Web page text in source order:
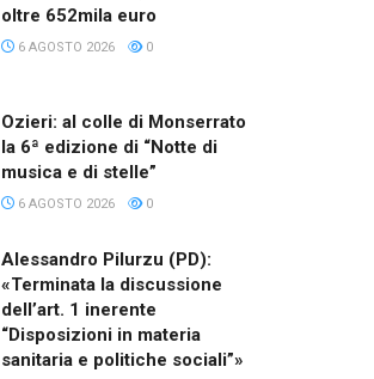
oltre 652mila euro
6 AGOSTO 2026 0
Ozieri: al colle di Monserrato
la 6ª edizione di “Notte di
musica e di stelle”
6 AGOSTO 2026 0
Alessandro Pilurzu (PD):
«Terminata la discussione
dell’art. 1 inerente
“Disposizioni in materia
sanitaria e politiche sociali”»